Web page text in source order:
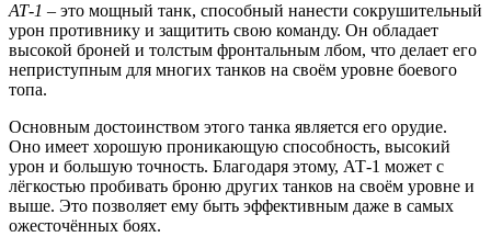
АТ-1 – это мощный танк, способный нанести сокрушительный
урон противнику и защитить свою команду. Он обладает
высокой броней и толстым фронтальным лбом, что делает его
неприступным для многих танков на своём уровне боевого
топа.
Основным достоинством этого танка является его орудие.
Оно имеет хорошую проникающую способность, высокий
урон и большую точность. Благодаря этому, АТ-1 может с
лёгкостью пробивать броню других танков на своём уровне и
выше. Это позволяет ему быть эффективным даже в самых
ожесточённых боях.